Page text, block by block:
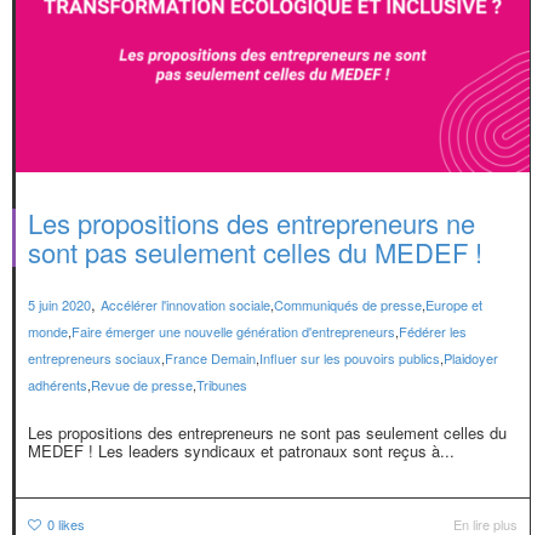
Les propositions des entrepreneurs ne
sont pas seulement celles du MEDEF !
5 juin 2020, Accélérer l'innovation sociale,Communiqués de presse,Europe et
monde,Faire émerger une nouvelle génération d'entrepreneurs,Fédérer les
entrepreneurs sociaux,France Demain,Influer sur les pouvoirs publics,Plaidoyer
adhérents,Revue de presse,Tribunes
Les propositions des entrepreneurs ne sont pas seulement celles du
MEDEF ! Les leaders syndicaux et patronaux sont reçus à...
0likes En lire plus